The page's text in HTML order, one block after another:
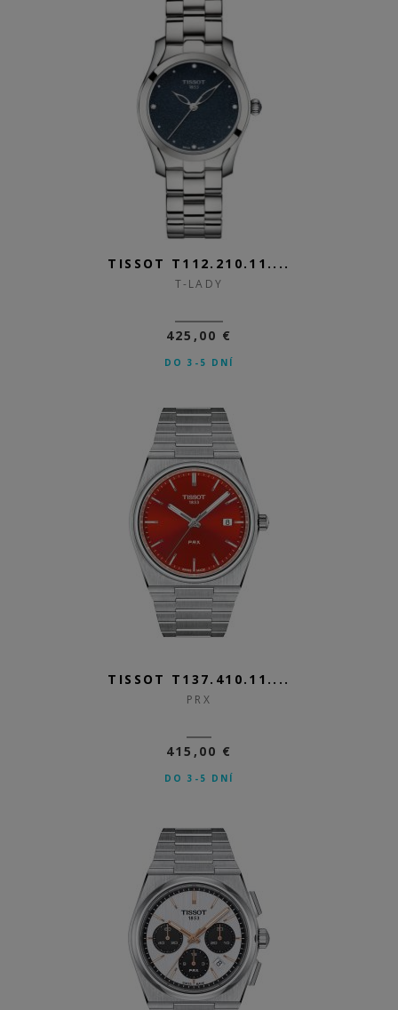
TISSOT T112.210.11....
T-LADY
425,00 €
DO 3-5 DNÍ
TISSOT T137.410.11....
PRX
415,00 €
DO 3-5 DNÍ